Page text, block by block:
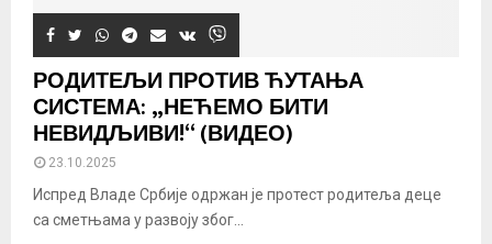
РОДИТЕЉИ ПРОТИВ ЋУТАЊА
СИСТЕМА: „НЕЋЕМО БИТИ
НЕВИДЉИВИ!“ (ВИДЕО)
23.10.2025
Испред Владе Србије одржан је протест родитеља деце
са сметњама у развоју због...